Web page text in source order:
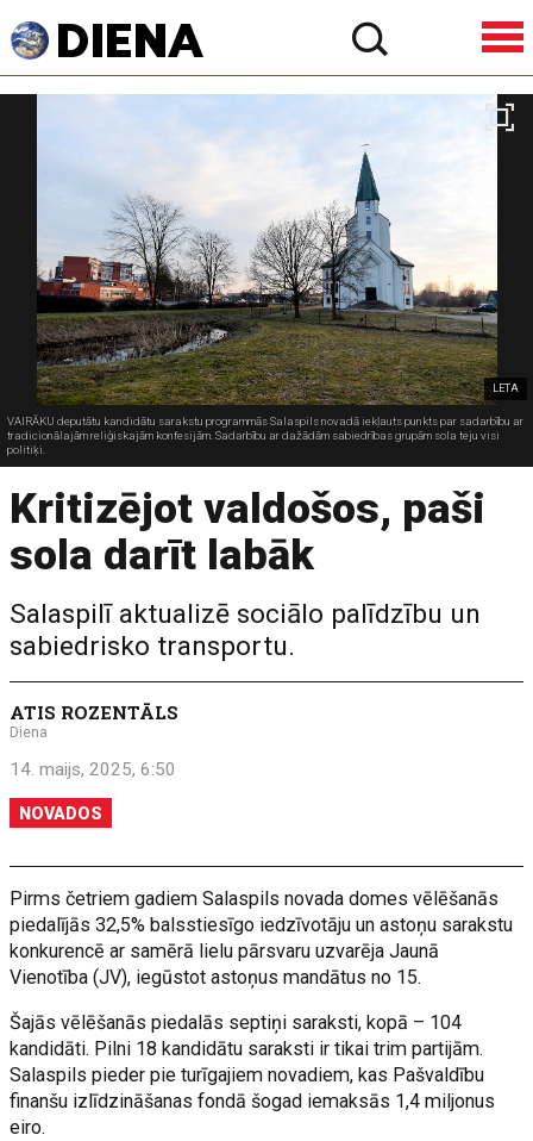
LETA
VAIRĀKU deputātu kandidātu sarakstu programmās Salaspils novadā iekļauts punkts par sadarbību ar
tradicionālajām reliģiskajām konfesijām. Sadarbību ar dažādām sabiedrības grupām sola teju visi
politiķi.
Kritizējot valdošos, paši
sola darīt labāk
Salaspilī aktualizē sociālo palīdzību un
sabiedrisko transportu.
ATIS ROZENTĀLS
Diena
14. maijs, 2025, 6:50
NOVADOS
Pirms četriem gadiem Salaspils novada domes vēlēšanās
piedalījās 32,5% balsstiesīgo iedzīvotāju un astoņu sarakstu
konkurencē ar samērā lielu pārsvaru uzvarēja Jaunā
Vienotība (JV), iegūstot astoņus mandātus no 15.
Šajās vēlēšanās piedalās septiņi saraksti, kopā – 104
kandidāti. Pilni 18 kandidātu saraksti ir tikai trim partijām.
Salaspils pieder pie turīgajiem novadiem, kas Pašvaldību
finanšu izlīdzināšanas fondā šogad iemaksās 1,4 miljonus
eiro.